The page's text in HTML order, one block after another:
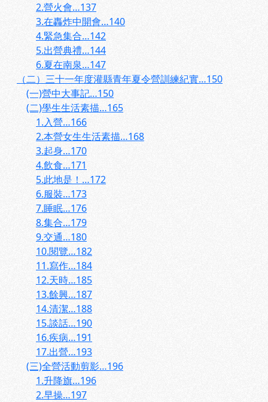
2.營火會…137
3.在轟炸中開會…140
4.緊急集合…142
5.出營典禮…144
6.夏在南泉…147
（二）三十一年度灌縣青年夏令營訓練紀實…150
(一)營中大事記…150
(二)學生生活素描…165
1.入營…166
2.本營女生生活素描…168
3.起身…170
4.飲食…171
5.此地是！…172
6.服裝…173
7.睡眠…176
8.集合…179
9.交通…180
10.閱覽…182
11.寫作…184
12.天時…185
13.餘興…187
14.清潔…188
15.談話…190
16.疾病…191
17.出營…193
(三)全營活動剪影…196
1.升降旗…196
2.早操…197